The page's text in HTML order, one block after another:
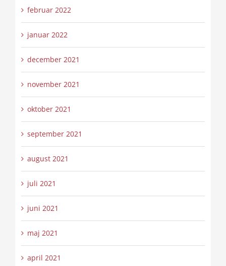
februar 2022
januar 2022
december 2021
november 2021
oktober 2021
september 2021
august 2021
juli 2021
juni 2021
maj 2021
april 2021